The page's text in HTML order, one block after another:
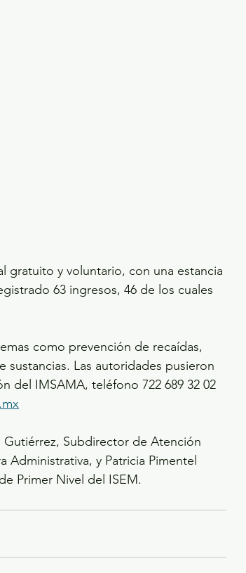
gratuito y voluntario, con una estancia
63 ingresos, 46 de los cuales
como prevención de recaídas,
Las autoridades pusieron
del IMSAMA, teléfono 722 689 32 02
Gutiérrez, Subdirector de Atención
Administrativa, y Patricia Pimentel
Primer Nivel del ISEM.